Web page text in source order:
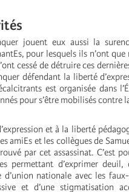
jouent eux aussi la
pour lesquels ils n’ont que
cessé de détruire ces
défendant la liberté
est organisée dans
pour s’être mobilisés contre
et à la liberté
amiEs et les collègues de
par cet assassinat. C’est
permettant d’exprimer deuil,
nationale avec les
et d’une stigmatisation